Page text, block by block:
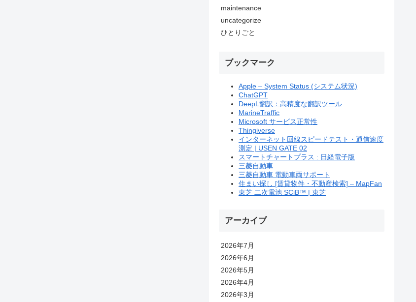
maintenance
uncategorize
ひとりごと
ブックマーク
Apple – System Status (システム状況)
ChatGPT
DeepL翻訳：高精度な翻訳ツール
MarineTraffic
Microsoft サービス正常性
Thingiverse
インターネット回線スピードテスト・通信速度
測定 | USEN GATE 02
スマートチャートプラス : 日経電子版
三菱自動車
三菱自動車 電動車両サポート
住まい探し [賃貸物件・不動産検索] – MapFan
東芝 二次電池 SCiB™ | 東芝
アーカイブ
2026年7月
2026年6月
2026年5月
2026年4月
2026年3月